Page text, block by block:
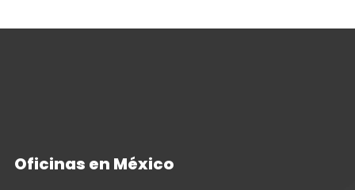
Oficinas en México